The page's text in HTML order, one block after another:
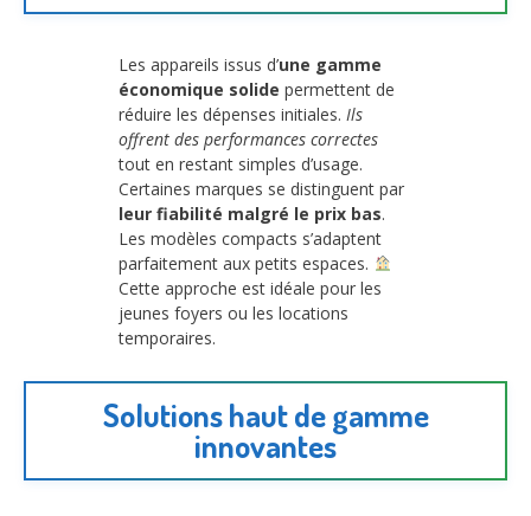
Les appareils issus d’une gamme
économique solide permettent de
réduire les dépenses initiales. Ils
offrent des performances correctes
tout en restant simples d’usage.
Certaines marques se distinguent par
leur fiabilité malgré le prix bas.
Les modèles compacts s’adaptent
parfaitement aux petits espaces.
Cette approche est idéale pour les
jeunes foyers ou les locations
temporaires.
Solutions haut de gamme
innovantes